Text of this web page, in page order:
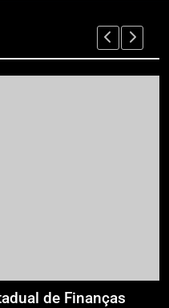
de Finanças